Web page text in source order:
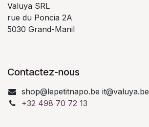
Valuya SRL
rue du Poncia 2A
5030 Grand-Manil
Contactez-nous
shop@lepetitnapo.be it@valuya.be
+32 498 70 72 13